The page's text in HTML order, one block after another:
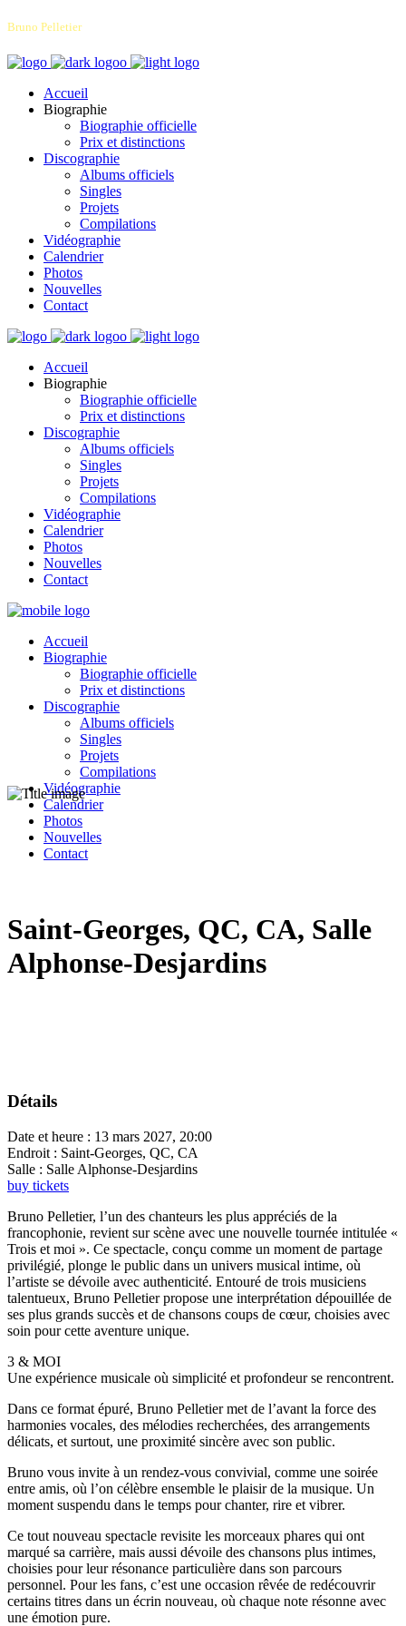
Bruno Pelletier
Accueil
Biographie
Biographie officielle
Prix et distinctions
Discographie
Albums officiels
Singles
Projets
Compilations
Vidéographie
Calendrier
Photos
Nouvelles
Contact
Accueil
Biographie
Biographie officielle
Prix et distinctions
Discographie
Albums officiels
Singles
Projets
Compilations
Vidéographie
Calendrier
Photos
Nouvelles
Contact
Accueil
Biographie
Biographie officielle
Prix et distinctions
Discographie
Albums officiels
Singles
Projets
Compilations
Vidéographie
Calendrier
Photos
Nouvelles
Contact
Saint-Georges, QC, CA, Salle
Alphonse-Desjardins
Détails
Date et heure : 13 mars 2027, 20:00
Endroit : Saint-Georges, QC, CA
Salle : Salle Alphonse-Desjardins
buy tickets
Bruno Pelletier, l’un des chanteurs les plus appréciés de la
francophonie, revient sur scène avec une nouvelle tournée intitulée «
Trois et moi ». Ce spectacle, conçu comme un moment de partage
privilégié, plonge le public dans un univers musical intime, où
l’artiste se dévoile avec authenticité. Entouré de trois musiciens
talentueux, Bruno Pelletier propose une interprétation dépouillée de
ses plus grands succès et de chansons coups de cœur, choisies avec
soin pour cette aventure unique.
3 & MOI
Une expérience musicale où simplicité et profondeur se rencontrent.
Dans ce format épuré, Bruno Pelletier met de l’avant la force des
harmonies vocales, des mélodies recherchées, des arrangements
délicats, et surtout, une proximité sincère avec son public.
Bruno vous invite à un rendez-vous convivial, comme une soirée
entre amis, où l’on célèbre ensemble le plaisir de la musique. Un
moment suspendu dans le temps pour chanter, rire et vibrer.
Ce tout nouveau spectacle revisite les morceaux phares qui ont
marqué sa carrière, mais aussi dévoile des chansons plus intimes,
choisies pour leur résonance particulière dans son parcours
personnel. Pour les fans, c’est une occasion rêvée de redécouvrir
certains titres dans un écrin nouveau, où chaque note résonne avec
une émotion pure.